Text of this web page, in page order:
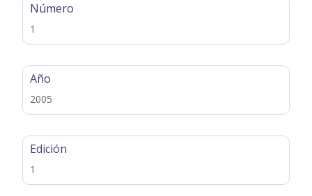
Número
1
Año
2005
Edición
1